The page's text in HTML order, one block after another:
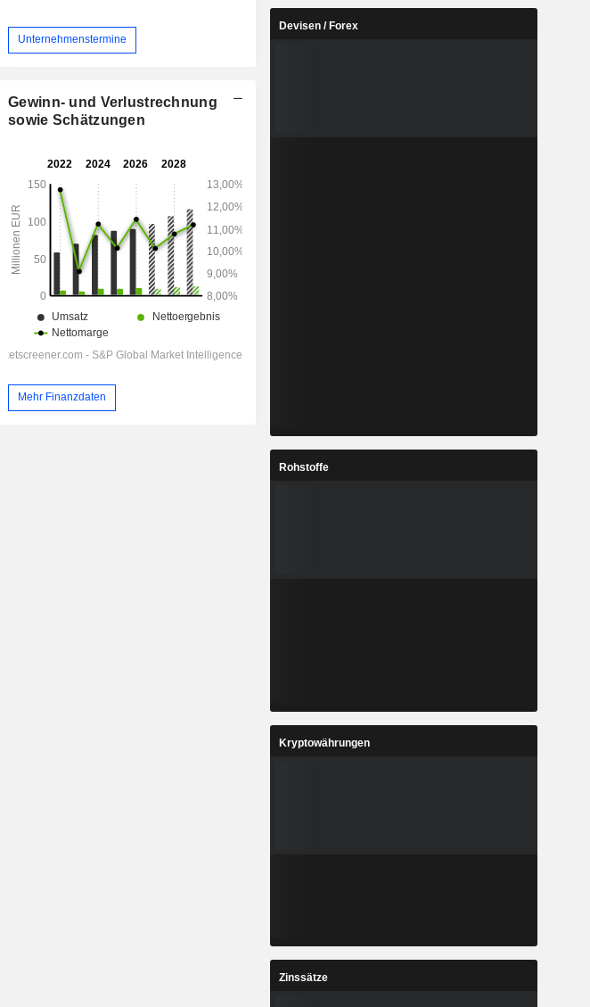
Kap.($)
169 Mio.
3.659 Mrd.
391 Mrd.
Unternehmenstermine
Gewinn- und Verlustrechnung
sowie Schätzungen
Mehr Finanzdaten
Devisen / Forex
Rohstoffe
Kryptowährungen
Zinssätze